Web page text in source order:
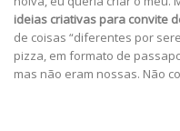
ideias criativas para convite
de coisas “diferentes por
pizza, em formato de
mas não eram nossas. Não